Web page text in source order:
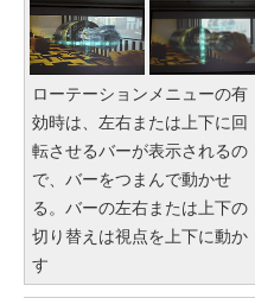
ローテーションメニューの有
効時は、左右または上下に回
転させるバーが表示されるの
で、バーをつまんで動かせ
る。バーの左右または上下の
切り替えは視点を上下に動か
す